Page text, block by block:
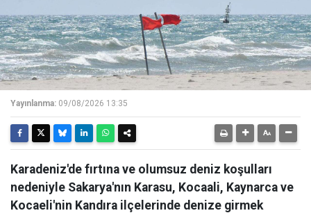
Yayınlanma: 09/08/2026 13:35
Karadeniz'de fırtına ve olumsuz deniz koşulları
nedeniyle Sakarya'nın Karasu, Kocaali, Kaynarca ve
Kocaeli'nin Kandıra ilçelerinde denize girmek